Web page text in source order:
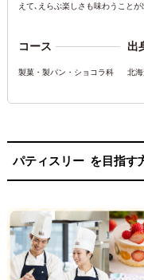
えて､えらぶ楽しさも味わうことが
コース
製菓・製パン・ショコラ科
出
北
パティスリー を目指す